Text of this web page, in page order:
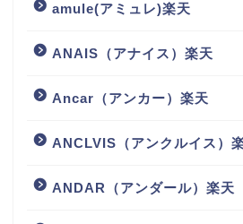
amule(アミュレ)楽天
ANAIS（アナイス）楽天
Ancar（アンカー）楽天
ANCLVIS（アンクルイス）
ANDAR（アンダール）楽天